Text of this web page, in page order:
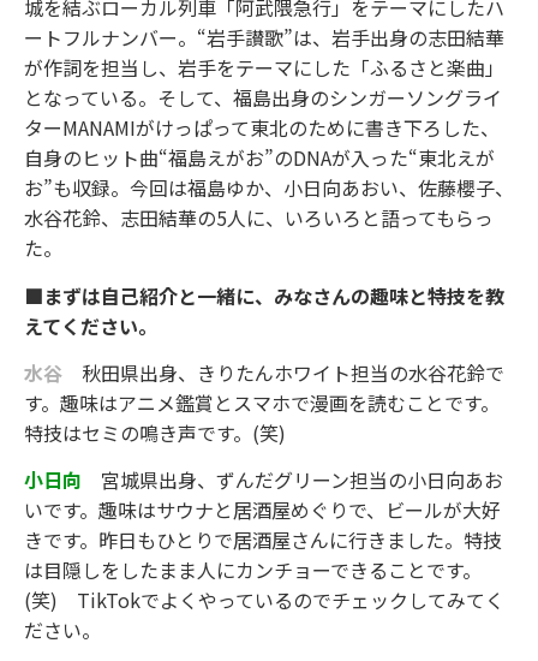
城を結ぶローカル列車「阿武隈急行」をテーマにしたハ
ートフルナンバー。“岩手讃歌”は、岩手出身の志田結華
が作詞を担当し、岩手をテーマにした「ふるさと楽曲」
となっている。そして、福島出身のシンガーソングライ
ターMANAMIがけっぱって東北のために書き下ろした、
自身のヒット曲“福島えがお”のDNAが入った“東北えが
お”も収録。今回は福島ゆか、小日向あおい、佐藤櫻子、
水谷花鈴、志田結華の5人に、いろいろと語ってもらっ
た。
■まずは自己紹介と一緒に、みなさんの趣味と特技を教
えてください。
水谷 秋田県出身、きりたんホワイト担当の水谷花鈴で
す。趣味はアニメ鑑賞とスマホで漫画を読むことです。
特技はセミの鳴き声です。(笑)
小日向 宮城県出身、ずんだグリーン担当の小日向あお
いです。趣味はサウナと居酒屋めぐりで、ビールが大好
きです。昨日もひとりで居酒屋さんに行きました。特技
は目隠しをしたまま人にカンチョーできることです。
(笑) TikTokでよくやっているのでチェックしてみてく
ださい。